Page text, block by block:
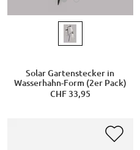
Solar Gartenstecker in
Wasserhahn-Form (2er Pack)
CHF 33,95